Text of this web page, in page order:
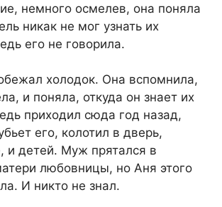
немного осмелев, она поняла
никак не мог узнать их
его не говорила.
холодок. Она вспомнила,
и поняла, откуда он знает их
приходил сюда год назад,
его, колотил в дверь,
и детей. Муж прятался в
любовницы, но Аня этого
И никто не знал.